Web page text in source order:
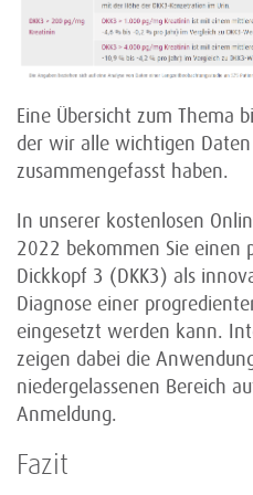
Eine Übersicht zum Thema
der wir alle wichtigen Daten
zusammengefasst haben.
In unserer kostenlosen
2022 bekommen Sie einen
Dickkopf 3 (DKK3) als
Diagnose einer
eingesetzt werden kann.
zeigen dabei die
niedergelassenen Bereich
Anmeldung.
Fazit